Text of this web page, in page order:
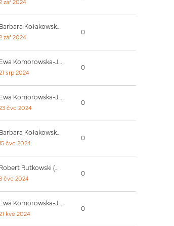
zář 2024
Barbara Kołakowska (PUW)
zář 2024
0
Ewa Komorowska-Jędrzejczak
srp 2024
0
Ewa Komorowska-Jędrzejczak
čvc 2024
0
Barbara Kołakowska (PUW)
čvc 2024
0
Robert Rutkowski (PUW)
čvc 2024
0
Ewa Komorowska-Jędrzejczak
kvě 2024
0